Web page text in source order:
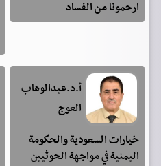
ارحمونا من الفساد
أ.د.عبدالوهاب
العوج
خيارات السعودية والحكومة
اليمنية في مواجهة الحوثيين